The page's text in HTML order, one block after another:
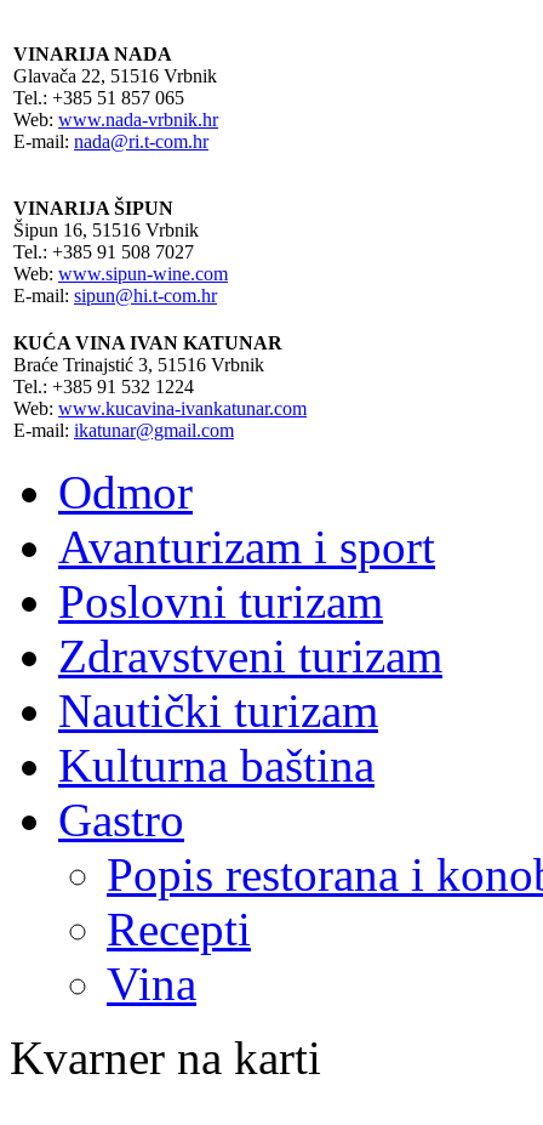
VINARIJA NADA
Glavača 22, 51516 Vrbnik
Tel.: +385 51 857 065
Web: www.nada-vrbnik.hr
E-mail: nada@ri.t-com.hr
VINARIJA ŠIPUN
Šipun 16, 51516 Vrbnik
Tel.: +385 91 508 7027
Web: www.sipun-wine.com
E-mail: sipun@hi.t-com.hr
KUĆA VINA IVAN KATUNAR
Braće Trinajstić 3, 51516 Vrbnik
Tel.: +385 91 532 1224
Web: www.kucavina-ivankatunar.com
E-mail: ikatunar@gmail.com
Odmor
Avanturizam i sport
Poslovni turizam
Zdravstveni turizam
Nautički turizam
Kulturna baština
Gastro
Popis restorana i
Recepti
Vina
Kvarner na karti